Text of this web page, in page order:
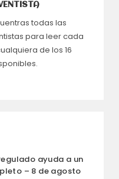
todas las
para leer cada
de los 16
ayuda a un
– 8 de agosto